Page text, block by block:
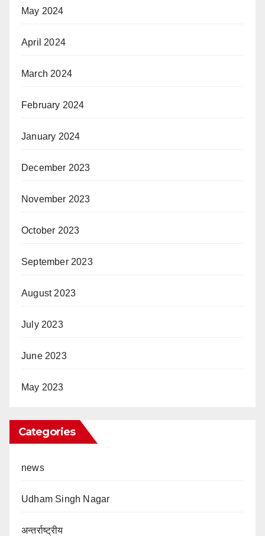
May 2024
April 2024
March 2024
February 2024
January 2024
December 2023
November 2023
October 2023
September 2023
August 2023
July 2023
June 2023
May 2023
Categories
news
Udham Singh Nagar
अन्तर्राष्ट्रीय